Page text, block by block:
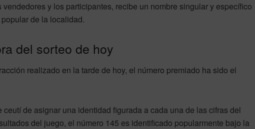
y los participantes, recibe un nombre singular y específico
de la localidad.
del sorteo de hoy
realizado en la tarde de hoy, el número premiado ha sido el
de asignar una identidad figurada a cada una de las cifras del
del juego, el número 145 es identificado popularmente bajo la